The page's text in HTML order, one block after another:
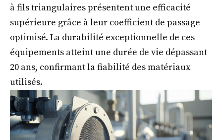
à fils triangulaires présentent une efficacité
supérieure grâce à leur coefficient de passage
optimisé. La durabilité exceptionnelle de ces
équipements atteint une durée de vie dépassant
20 ans, confirmant la fiabilité des matériaux
utilisés.